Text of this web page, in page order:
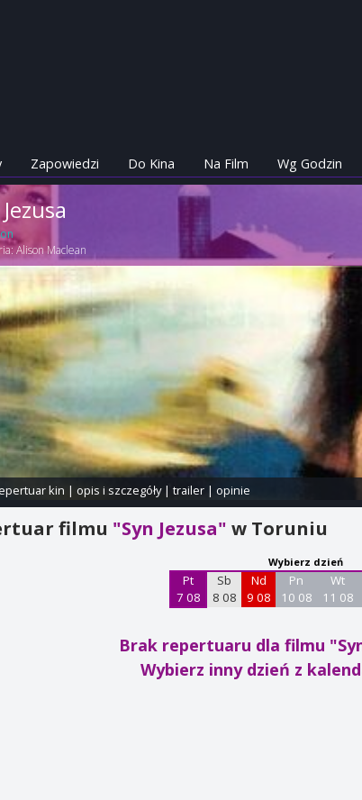
Zapowiedzi Do Kina Na Film Wg Godzin
Alison Maclean
kin | opis i szczegóły| trailer| opinie
filmu "Syn Jezusa"w Toruniu
Wybierz dzień
Pt
7 08
Sb
8 08
Nd
9 08
Pn
10 08
Wt
11 08
Brak repertuaru dla filmu
Wybierz inny dzień z